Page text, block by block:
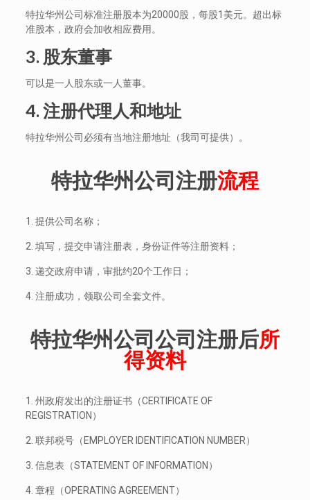
特拉华州公司标准注册股本为20000股，每股1美元。超出标
准股本，政府会加收相应费用。
3. 股东董事
可以是一人股东或一人董事。
4. 注册代理人和地址
特拉华州公司必须有当地注册地址（我司可提供）。
特拉华州公司注册流程
1. 提供公司名称；
2. 填写，提交申请注册表，身份证件等注册资料；
3. 递交政府申请，审批约20个工作日；
4. 注册成功，领取公司全套文件。
特拉华州公司公司注册后所
得资料
1. 州政府发出的注册证书（CERTIFICATE OF
REGISTRATION）
2. 联邦税号（EMPLOYER IDENTIFICATION NUMBER）
3. 信息表（STATEMENT OF INFORMATION）
4. 章程（OPERATING AGREEMENT）